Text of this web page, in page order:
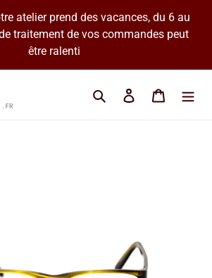
atelier prend des vacances, du 6 au
traitement de vos commandes peut
être ralenti
Cherchez une
Se connecter
Panier